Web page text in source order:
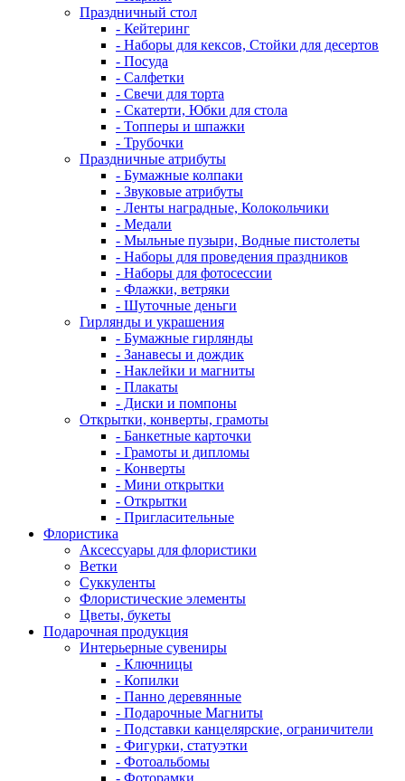
Праздничный стол
- Кейтеринг
- Наборы для кексов, Стойки для десертов
- Посуда
- Салфетки
- Свечи для торта
- Скатерти, Юбки для стола
- Топперы и шпажки
- Трубочки
Праздничные атрибуты
- Бумажные колпаки
- Звуковые атрибуты
- Ленты наградные, Колокольчики
- Медали
- Мыльные пузыри, Водные пистолеты
- Наборы для проведения праздников
- Наборы для фотосессии
- Флажки, ветряки
- Шуточные деньги
Гирлянды и украшения
- Бумажные гирлянды
- Занавесы и дождик
- Наклейки и магниты
- Плакаты
- Диски и помпоны
Открытки, конверты, грамоты
- Банкетные карточки
- Грамоты и дипломы
- Конверты
- Мини открытки
- Открытки
- Пригласительные
Флористика
Аксессуары для флористики
Ветки
Суккуленты
Флористические элементы
Цветы, букеты
Подарочная продукция
Интерьерные сувениры
- Ключницы
- Копилки
- Панно деревянные
- Подарочные Магниты
- Подставки канцелярские, ограничители
- Фигурки, статуэтки
- Фотоальбомы
- Фоторамки